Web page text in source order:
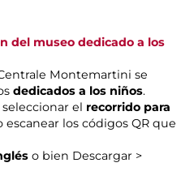
del museo dedicado a los
Montemartini se
dedicados a los niños.
seleccionar el recorrido para
los códigos QR que
o bien Descargar >